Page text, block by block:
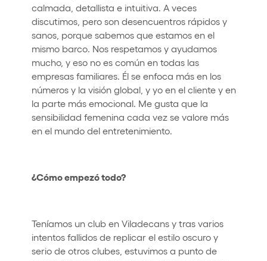
calmada, detallista e intuitiva. A veces
discutimos, pero son desencuentros rápidos y
sanos, porque sabemos que estamos en el
mismo barco. Nos respetamos y ayudamos
mucho, y eso no es común en todas las
empresas familiares. Él se enfoca más en los
números y la visión global, y yo en el cliente y en
la parte más emocional. Me gusta que la
sensibilidad femenina cada vez se valore más
en el mundo del entretenimiento.
¿Cómo empezó todo?
Teníamos un club en Viladecans y tras varios
intentos fallidos de replicar el estilo oscuro y
serio de otros clubes, estuvimos a punto de